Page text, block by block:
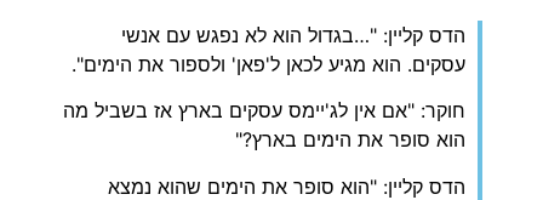
הדס קליין: "…בגדול הוא לא נפגש עם אנשי
עסקים. הוא מגיע לכאן ל'פאן' ולספור את הימים".
חוקר: "אם אין לג'יימס עסקים בארץ אז בשביל מה
הוא סופר את הימים בארץ?"
הדס קליין: "הוא סופר את הימים שהוא נמצא